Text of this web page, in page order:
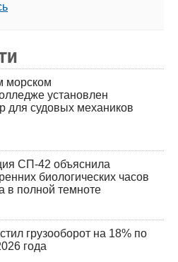
морском
установлен
для судовых механиков
СП-42 объяснила
биологических часов
в полной темноте
грузооборот на 18% по
года